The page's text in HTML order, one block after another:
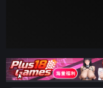
Image search